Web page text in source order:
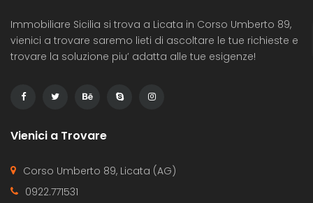
Immobiliare Sicilia si trova a Licata in Corso Umberto 89,
vienici a trovare saremo lieti di ascoltare le tue richieste e
trovare la soluzione piu’ adatta alle tue esigenze!
Vienici a Trovare
Corso Umberto 89, Licata (AG)
0922.771531